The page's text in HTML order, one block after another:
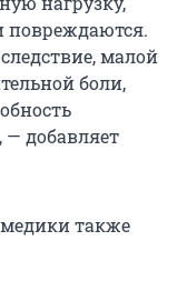
повреждаются.
малой
боли,
— добавляет
также